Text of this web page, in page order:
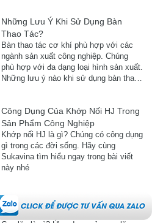
Những Lưu Ý Khi Sử Dụng Bàn
Thao Tác?
Bàn thao tác cơ khí phù hợp với các
ngành sản xuất công nghiệp. Chúng
phù hợp với đa dạng loại hình sản xuất.
Những lưu ý nào khi sử dụng bàn thao
Công Dụng Của Khớp Nối HJ Trong
Sản Phẩm Công Nghiệp
Khớp nối HJ là gì? Chúng có công dụng
gì trong các đời sống. Hãy cùng
Sukavina tìm hiểu ngay trong bài viết
này nhé
Con Lăn Là Gì? Ứng Dụng Con Lăn
Trong Hệ Thống Băng Tải